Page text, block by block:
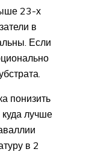
23-х
в
Если
понизить
лучше
в 2